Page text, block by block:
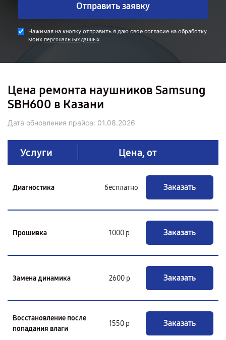
Отправить заявку
Нажимая на кнопку отправить я даю свое согласие на обработку
моих персональных данных.
Цена ремонта наушников Samsung
SBH600 в Казани
Дата обновления прайса: 01.08.2026
Услуги Цена, от
Диагностика бесплатно Заказать
Прошивка 1000 р Заказать
Замена динамика 2600 р Заказать
Восстановление после
попадания влаги
1550 р Заказать